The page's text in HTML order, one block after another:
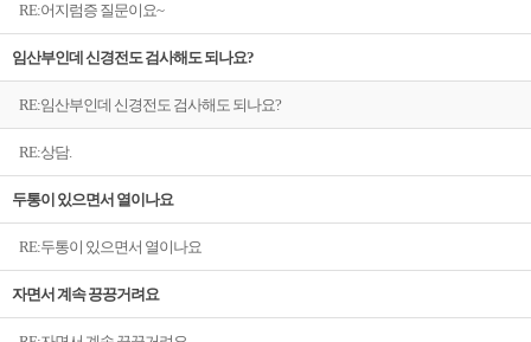
RE:어지럼증 질문이요~
임산부인데 신경전도 검사해도 되나요?
RE:임산부인데 신경전도 검사해도 되나요?
RE:상담.
두통이 있으면서 열이나요
RE:두통이 있으면서 열이나요
자면서 계속 끙끙거려요